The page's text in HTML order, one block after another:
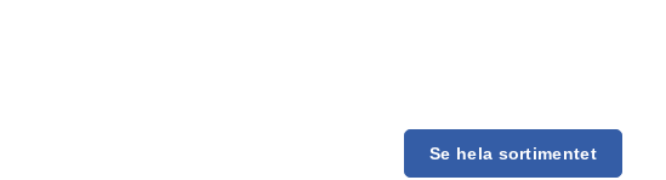
Se hela sortimentet